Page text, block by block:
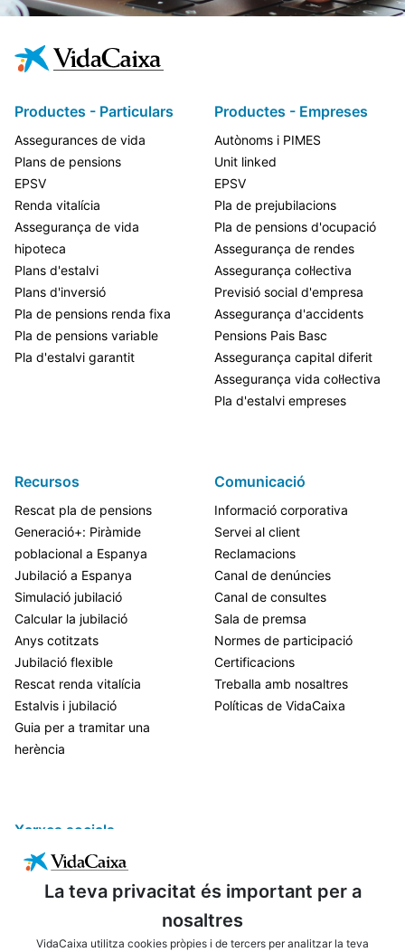
La teva privacitat és important per a
nosaltres
VidaCaixa utilitza cookies pròpies i de tercers per analitzar la teva
Productes - Particulars
Assegurances de vida
Plans de pensions
EPSV
Renda vitalícia
Assegurança de vida
hipoteca
Plans d'estalvi
Plans d'inversió
Pla de pensions renda fixa
Pla de pensions variable
Pla d'estalvi garantit
Productes - Empreses
Autònoms i PIMES
Unit linked
EPSV
Pla de prejubilacions
Pla de pensions d'ocupació
Assegurança de rendes
Assegurança col·lectiva
Previsió social d'empresa
Assegurança d'accidents
Pensions Pais Basc
Assegurança capital diferit
Assegurança vida col·lectiva
Pla d'estalvi empreses
Recursos
Rescat pla de pensions
Generació+: Piràmide
poblacional a Espanya
Jubilació a Espanya
Simulació jubilació
Calcular la jubilació
Anys cotitzats
Jubilació flexible
Rescat renda vitalícia
Estalvis i jubilació
Guia per a tramitar una
herència
Comunicació
Informació corporativa
Servei al client
Reclamacions
Canal de denúncies
Canal de consultes
Sala de premsa
Normes de participació
Certificacions
Treballa amb nosaltres
Políticas de VidaCaixa
Xarxes socials